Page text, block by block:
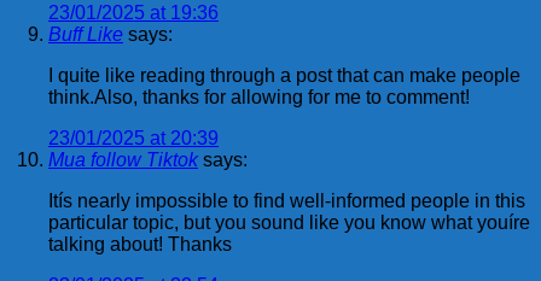
23/01/2025 at 19:36
Buff Like says:
I quite like reading through a post that can make people
think.Also, thanks for allowing for me to comment!
23/01/2025 at 20:39
Mua follow Tiktok says:
Itís nearly impossible to find well-informed people in this
particular topic, but you sound like you know what youíre
talking about! Thanks